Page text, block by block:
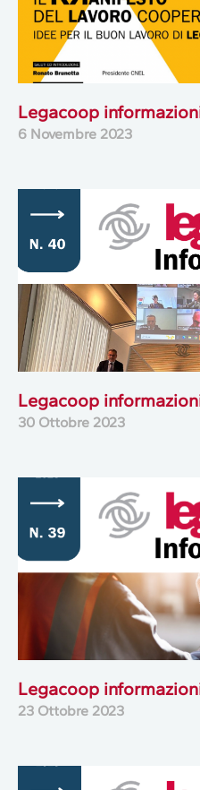
Legacoop
6 Novembre 2023
Legacoop
30 Ottobre 2023
Legacoop
23 Ottobre 2023